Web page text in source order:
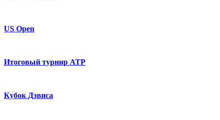
US Open
Итоговый турнир ATP
Кубок Дэвиса